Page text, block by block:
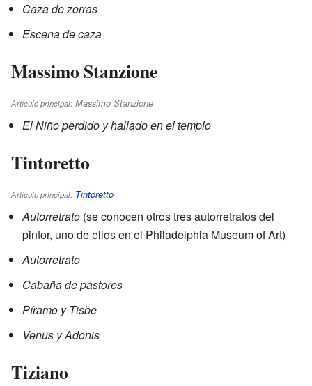
Caza de zorras
Escena de caza
Massimo Stanzione
Artículo principal: Massimo Stanzione
El Niño perdido y hallado en el templo
Tintoretto
Artículo principal: Tintoretto
Autorretrato (se conocen otros tres autorretratos del
pintor, uno de ellos en el Philadelphia Museum of Art)
Autorretrato
Cabaña de pastores
Píramo y Tisbe
Venus y Adonis
Tiziano